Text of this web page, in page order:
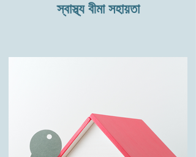
স্বাস্থ্য বীমা সহায়তা